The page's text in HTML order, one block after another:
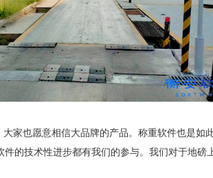
也愿意相信大品牌的产品。称重软件也是如
的技术性进步都有我们的参与。我们对于地磅